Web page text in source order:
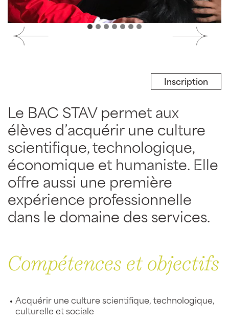
Inscription
Le BAC STAV permet aux
élèves d’acquérir une culture
scientifique, technologique,
économique et humaniste. Elle
offre aussi une première
expérience professionnelle
dans le domaine des services.
Compétences et objectifs
Acquérir une culture scientifique, technologique,
culturelle et sociale